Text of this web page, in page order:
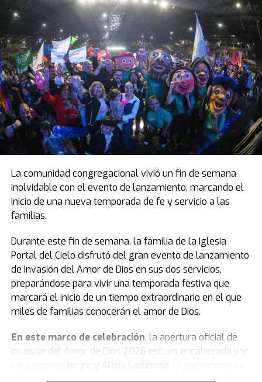
La comunidad congregacional vivió un fin de semana
inolvidable con el evento de lanzamiento, marcando el
inicio de una nueva temporada de fe y servicio a las
familias.
Durante este fin de semana, la familia de la Iglesia
Portal del Cielo disfrutó del gran evento de lanzamiento
de Invasión del Amor de Dios en sus dos servicios,
preparándose para vivir una temporada festiva que
marcará el inicio de un tiempo extraordinario en el que
miles de familias conocerán el amor de Dios.
En este marco de celebración, la apertura oficial de
Invasión del Amor de Dios 2026 estuvo encabezada por
congregación se vistió de un colorido extraordinario con